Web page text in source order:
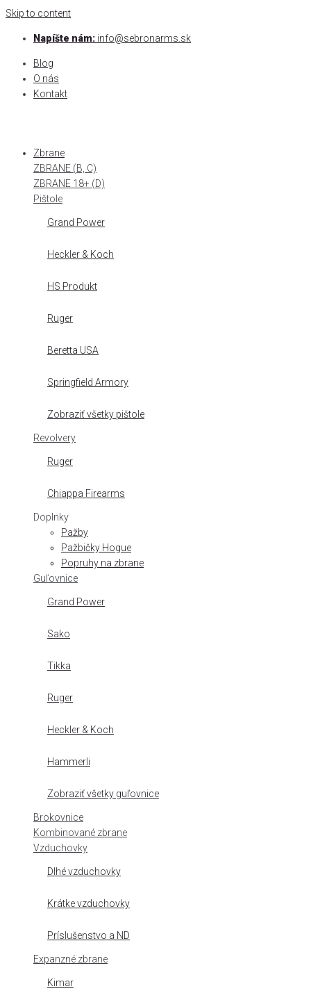
Skip to content
Napíšte nám: info@sebronarms.sk
Blog
O nás
Kontakt
Zbrane
ZBRANE (B, C)
ZBRANE 18+ (D)
Pištole
Grand Power
Heckler & Koch
HS Produkt
Ruger
Beretta USA
Springfield Armory
Zobraziť všetky pištole
Revolvery
Ruger
Chiappa Firearms
Doplnky
Pažby
Pažbičky Hogue
Popruhy na zbrane
Guľovnice
Grand Power
Sako
Tikka
Ruger
Heckler & Koch
Hammerli
Zobraziť všetky guľovnice
Brokovnice
Kombinované zbrane
Vzduchovky
Dlhé vzduchovky
Krátke vzduchovky
Príslušenstvo a ND
Expanzné zbrane
Kimar